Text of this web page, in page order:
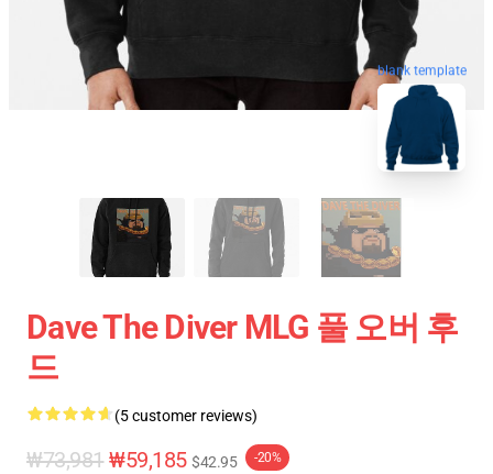
blank template
Dave The Diver MLG 풀 오버 후
드
(5 customer reviews)
₩73,981 ₩59,185 $42.95 -20%